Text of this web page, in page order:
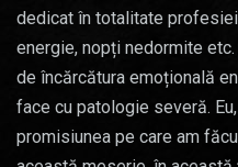
dedicat în totalitate
energie, nopți nedormite
de încărcătura emoțională
face cu patologie severă.
promisiunea pe care am